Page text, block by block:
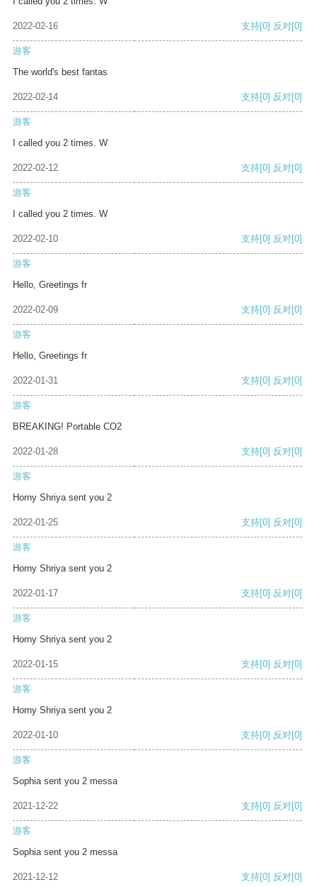
2022-02-16 支持[0] 反对[0]
游客
The world's best fantas
2022-02-14 支持[0] 反对[0]
游客
I called you 2 times. W
2022-02-12 支持[0] 反对[0]
游客
I called you 2 times. W
2022-02-10 支持[0] 反对[0]
游客
Hello, Greetings fr
2022-02-09 支持[0] 反对[0]
游客
Hello, Greetings fr
2022-01-31 支持[0] 反对[0]
游客
BREAKING! Portable CO2
2022-01-28 支持[0] 反对[0]
游客
Horny Shriya sent you 2
2022-01-25 支持[0] 反对[0]
游客
Horny Shriya sent you 2
2022-01-17 支持[0] 反对[0]
游客
Horny Shriya sent you 2
2022-01-15 支持[0] 反对[0]
游客
Horny Shriya sent you 2
2022-01-10 支持[0] 反对[0]
游客
Sophia sent you 2 messa
2021-12-22 支持[0] 反对[0]
游客
Sophia sent you 2 messa
2021-12-12 支持[0] 反对[0]